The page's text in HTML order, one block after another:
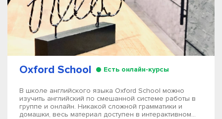
Oxford Schoоl Есть онлайн-курсы
В школе английского языка Oxford School можно
изучить английский по смешанной системе работы в
группе и онлайн. Никакой сложной грамматики и
домашки, весь материал доступен в интерактивном...